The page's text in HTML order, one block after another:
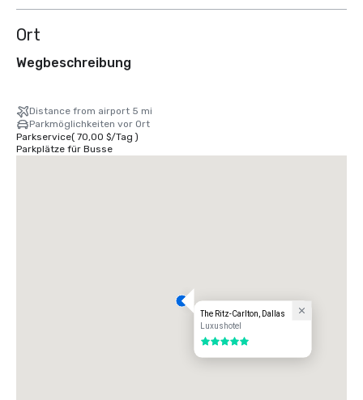
Ort
Wegbeschreibung
Distance from airport 5 mi
Parkmöglichkeiten vor Ort
Parkservice( 70,00 $/Tag )
Parkplätze für Busse
The Ritz-Carlton, Dallas
Luxushotel
5 von 5